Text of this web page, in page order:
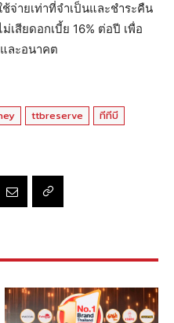
จ่ายเท่าที่จำเป็นและชำระคืน
สียดอกเบี้ย 16% ต่อปี เพื่อ
ละอนาคต
ttbreserve
ทีทีบี